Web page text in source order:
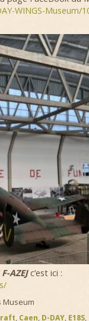
WINGS-Museum/
AZEJc’est ici :
Museum
, Caen, D-DAY, E18S,